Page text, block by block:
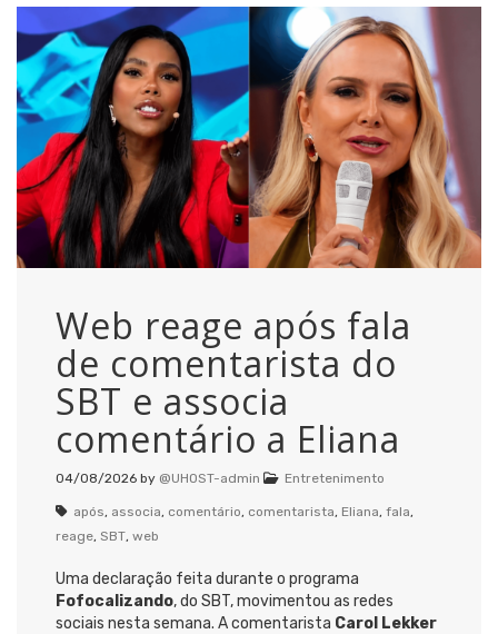
Web reage após fala
de comentarista do
SBT e associa
comentário a Eliana
04/08/2026 by @UHOST-admin Entretenimento
após, associa, comentário, comentarista, Eliana, fala,
reage, SBT, web
Uma declaração feita durante o programa
Fofocalizando, do SBT, movimentou as redes
sociais nesta semana. A comentarista Carol Lekker